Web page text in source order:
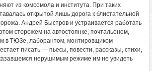
из комсомола и института. При таких
открытой лишь дорога к блистательной
Андрей Быстров и устраивается работать
сторожем на автостоянке, почтальоном,
в ТЮЗе, лаборантом, монтировщиком
писать — пьесы, повести, рассказы, стихи,
нерушимым режиме им не увидеть